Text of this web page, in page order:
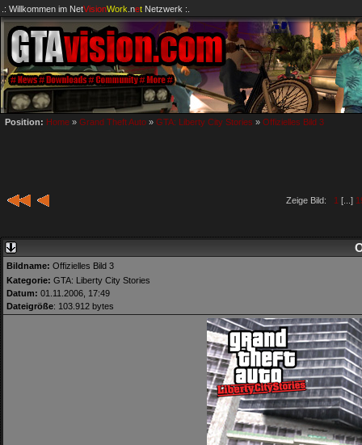
.: Willkommen im NetVisionWork .netNetzwerk :.
Position: Home » Grand Theft Auto » GTA: Liberty City Stories » Offizielles Bild 3
Zeige Bild: 1 [...]
Bildname: Offizielles Bild 3
Kategorie: GTA: Liberty City Stories
Datum: 01.11.2006, 17:49
Dateigröße: 103.912 bytes